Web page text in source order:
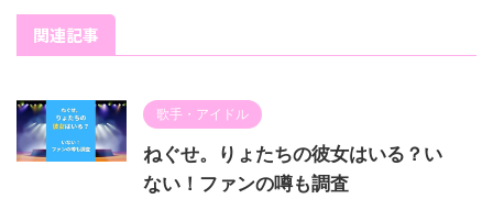
関連記事
歌手・アイドル
ねぐせ。りょたちの彼女はいる？い
ない！ファンの噂も調査